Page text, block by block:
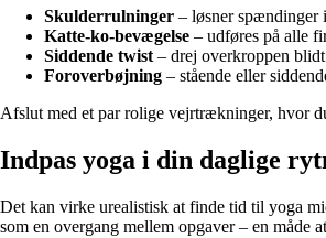
Skulderrulninger – løsner spændinger
Katte-ko-bevægelse – udføres på alle
Siddende twist– drej overkroppen
Foroverbøjning – stående eller
Afslut med et par rolige vejrtrækninger, hvor
Indpas yoga i din daglige
Det kan virke urealistisk at finde tid til yoga
som en overgang mellem opgaver – en måde